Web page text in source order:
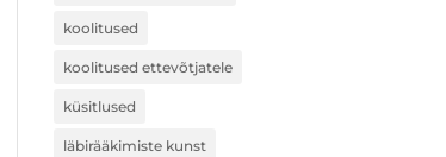
koolitused
koolitused ettevõtjatele
küsitlused
läbirääkimiste kunst